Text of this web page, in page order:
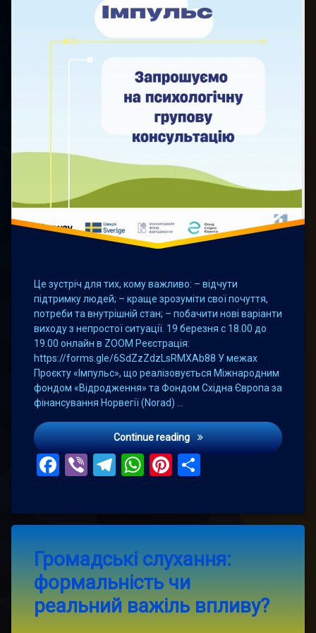
Це зустріч для тих, кому важливо: – відчути
підтримку людей; – краще зрозуміти свої почуття,
потреби та внутрішній стан; – побачити нові варіанти
виходу з непростої ситуації. 19 березня с 18.00 до
19.00 онлайн в ZOOM Реєстрація:
https://forms.gle/6SdZzZdzLsRMXAb88 У межах
Проєкту «Імпульс», що реалізовується Міжнародним
фондом «Відродження» та Фондом Східна Європа за
фінансування Норвегії (Norad) …
Continue readingЗапрошуємо на
Facebook
ViberTelegram
WhatsApp
Pinterest
Громадські слухання:
формальність чи
реальний важіль впливу?
a
Comment
on
Громадські
слухання:
формальність